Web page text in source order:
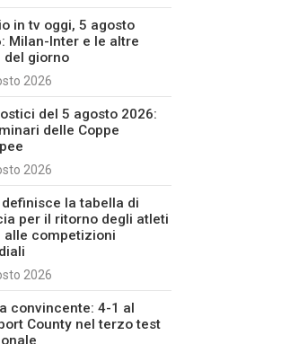
in tv oggi, 5 agosto
Milan-Inter e le altre
del giorno
2026
del 5 agosto 2026:
delle Coppe
2026
definisce la tabella di
per il ritorno degli atleti
alle competizioni
2026
convincente: 4-1 al
County nel terzo test